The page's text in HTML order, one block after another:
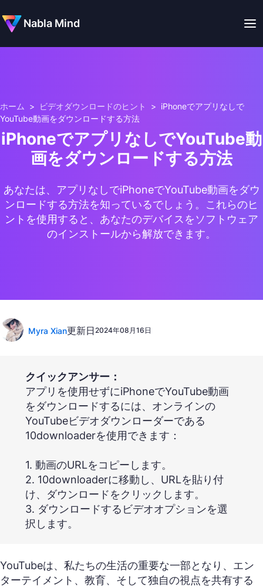
Nabla Mind
ホーム > ビデオダウンロードのヒント > iPhoneでアプリなしで
YouTube動画をダウンロードする方法
iPhoneでアプリなしでYouTube動
画をダウンロードする方法
あなたは、アプリなしでiPhoneでYouTube動画をダウ
ンロードする方法を知っているでしょう。これらのヒ
ントを使用すると、あなたのデバイスをソフトウェア
のインストールから解放できます。
Myra Xian更新日2024年08月16日
クイックアンサー：
アプリを使用せずにiPhoneでYouTube動画
をダウンロードするには、オンラインの
YouTubeビデオダウンローダーである
10downloaderを使用できます：
1. 動画のURLをコピーします。
2. 10downloaderに移動し、URLを貼り付
け、ダウンロードをクリックします。
3. ダウンロードするビデオオプションを選
択します。
YouTubeは、私たちの生活の重要な一部となり、エン
ターテイメント、教育、そして独自の視点を共有する